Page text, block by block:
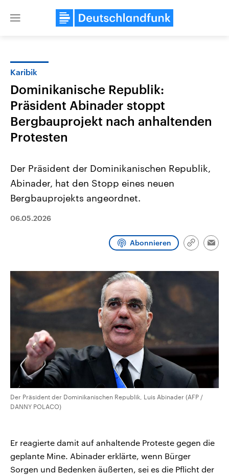
Close
Landtagswahl Sachsen-Anhalt
2026
Alle Informationen
Sachsen-Anhalt wählt am 6.
Landtag. Seit 2021 wird das
Wahlprogramme, aktuelle Berichte
Wahl.
Aktuelle Beiträge,
Wirtschaftlich und
aktuelle Weltgeschehen.
Audio-Archiv
Karibik
Dominikanische Republik:
Präsident Abinader stoppt
Bergbauprojekt nach anhaltenden
Protesten
Der Präsident der Dominikanischen Republik,
Abinader, hat den Stopp eines neuen
Bergbauprojekts angeordnet.
06.05.2026
Abonnieren
Link
Der Präsident der Dominikanischen Republik, Luis Abinader (AFP /
DANNY POLACO)
Er reagierte damit auf anhaltende Proteste gegen die
geplante Mine. Abinader erklärte, wenn Bürger
Sorgen und Bedenken äußerten, sei es die Pflicht der